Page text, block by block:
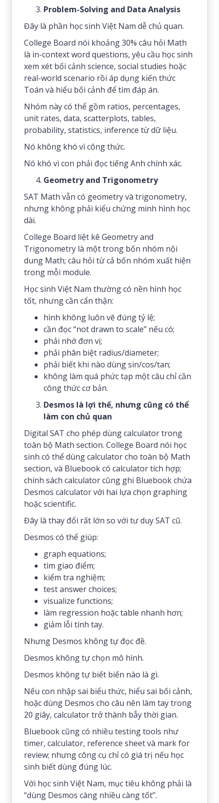
Problem-Solving and Data Analysis
Đây là phần học sinh Việt Nam dễ chủ quan.
College Board nói khoảng 30% câu hỏi Math
là in-context word questions, yêu cầu học sinh
xem xét bối cảnh science, social studies hoặc
real-world scenario rồi áp dụng kiến thức
Toán và hiểu bối cảnh để tìm đáp án.
Nhóm này có thể gồm ratios, percentages,
unit rates, data, scatterplots, tables,
probability, statistics, inference từ dữ liệu.
Nó không khó vì công thức.
Nó khó vì con phải đọc tiếng Anh chính xác.
Geometry and Trigonometry
SAT Math vẫn có geometry và trigonometry,
nhưng không phải kiểu chứng minh hình học
dài.
College Board liệt kê Geometry and
Trigonometry là một trong bốn nhóm nội
dung Math; câu hỏi từ cả bốn nhóm xuất hiện
trong mỗi module.
Học sinh Việt Nam thường có nền hình học
tốt, nhưng cần cẩn thận:
hình không luôn vẽ đúng tỷ lệ;
cần đọc “not drawn to scale” nếu có;
phải nhớ đơn vị;
phải phân biệt radius/diameter;
phải biết khi nào dùng sin/cos/tan;
không làm quá phức tạp một câu chỉ cần
công thức cơ bản.
Desmos là lợi thế, nhưng cũng có thể
làm con chủ quan
Digital SAT cho phép dùng calculator trong
toàn bộ Math section. College Board nói học
sinh có thể dùng calculator cho toàn bộ Math
section, và Bluebook có calculator tích hợp;
chính sách calculator cũng ghi Bluebook chứa
Desmos calculator với hai lựa chọn graphing
hoặc scientific.
Đây là thay đổi rất lớn so với tư duy SAT cũ.
Desmos có thể giúp:
graph equations;
tìm giao điểm;
kiểm tra nghiệm;
test answer choices;
visualize functions;
làm regression hoặc table nhanh hơn;
giảm lỗi tính tay.
Nhưng Desmos không tự đọc đề.
Desmos không tự chọn mô hình.
Desmos không tự biết biến nào là gì.
Nếu con nhập sai biểu thức, hiểu sai bối cảnh,
hoặc dùng Desmos cho câu nên làm tay trong
20 giây, calculator trở thành bẫy thời gian.
Bluebook cũng có nhiều testing tools như
timer, calculator, reference sheet và mark for
review; nhưng công cụ chỉ có giá trị nếu học
sinh biết dùng đúng lúc.
Với học sinh Việt Nam, mục tiêu không phải là
“dùng Desmos càng nhiều càng tốt”.